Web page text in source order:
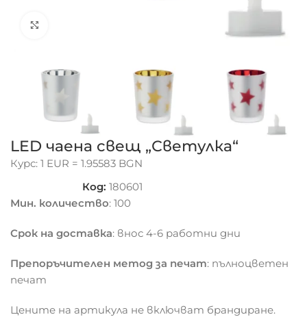
LED чаена свещ „Светулка“
Курс: 1 EUR = 1.95583 BGN
Код:180601
Мин. количество: 100
Срок на доставка: внос 4-6 работни дни
Препоръчителен метод за печат: пълноцветен
печат
Цените на артикула не включват брандиране.